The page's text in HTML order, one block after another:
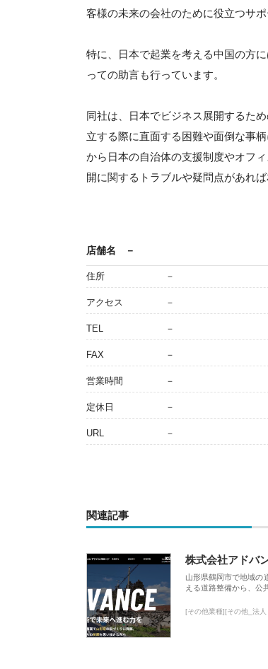
客様の未来の会社のために役立つサポ
特に、日本で起業を考える中国の方
っての助言も行っています。
同社は、日本でビジネス展開するた
立する際に直面する困難や面倒な事
から日本の自治体の支援制度やオフ
開に関するトラブルや疑問点があれ
店舗名 －
住所 －
アクセス －
TEL －
FAX －
営業時間 －
定休日 －
URL －
関連記事
株式会社アドバ
山形県鶴岡市で地域の
える道路整備から、公
[その他業種][その他_法人